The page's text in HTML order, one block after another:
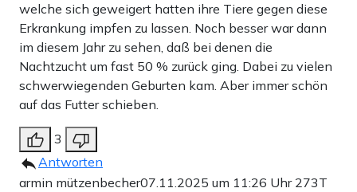
welche sich geweigert hatten ihre Tiere gegen diese
Erkrankung impfen zu lassen. Noch besser war dann
im diesem Jahr zu sehen, daß bei denen die
Nachtzucht um fast 50 % zurück ging. Dabei zu vielen
schwerwiegenden Geburten kam. Aber immer schön
auf das Futter schieben.
3
Antworten
armin mützenbecher07.11.2025 um 11:26 Uhr 273T